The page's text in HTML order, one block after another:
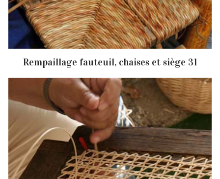
Rempaillage fauteuil, chaises et siège 31